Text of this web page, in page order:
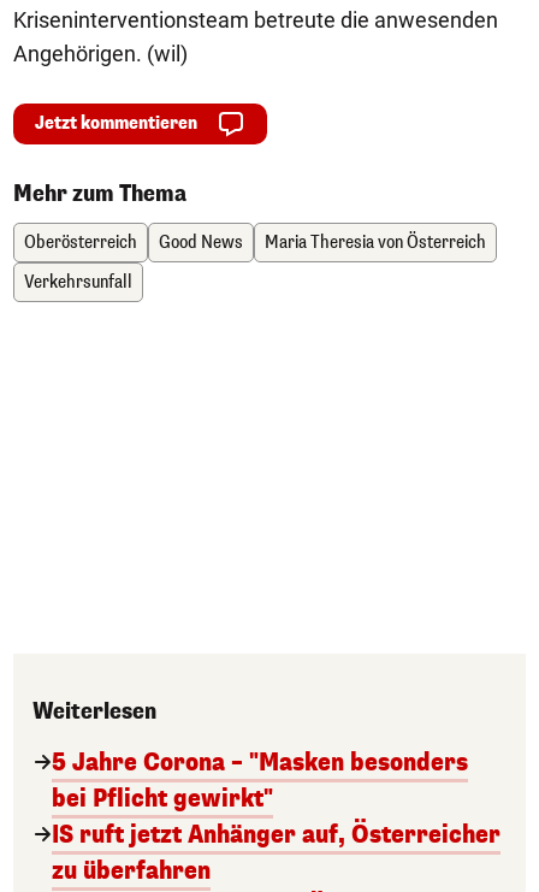
Kriseninterventionsteam betreute die anwesenden
Angehörigen. (wil)
Jetzt kommentieren
Mehr zum Thema
Oberösterreich Good News
Maria Theresia von Österreich
Verkehrsunfall
Weiterlesen
5 Jahre Corona – "Masken besonders
bei Pflicht gewirkt"
IS ruft jetzt Anhänger auf, Österreicher
zu überfahren